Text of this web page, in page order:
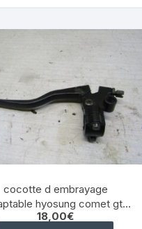
YAMAHA XJS DIVERSION 900
YAMAHA XT 550
YAMAHA X MAX 125 2014
YAMAHA XTR 125
YAMAHA XTZ 660
cocotte d embrayage
comet gtr
650 2004 2008 | eBay
18,00€